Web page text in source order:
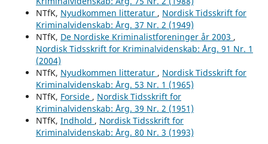
NTfK, Nyudkommen litteratur , Nordisk Tidsskrift for
Kriminalvidenskab: Årg. 37 Nr. 2 (1949)
NTfK, De Nordiske Kriminalistforeninger år 2003 ,
Nordisk Tidsskrift for Kriminalvidenskab: Årg. 91 Nr. 1
(2004)
NTfK, Nyudkommen litteratur , Nordisk Tidsskrift for
Kriminalvidenskab: Årg. 53 Nr. 1 (1965)
NTfK, Forside , Nordisk Tidsskrift for
Kriminalvidenskab: Årg. 39 Nr. 2 (1951)
NTfK, Indhold , Nordisk Tidsskrift for
Kriminalvidenskab: Årg. 80 Nr. 3 (1993)